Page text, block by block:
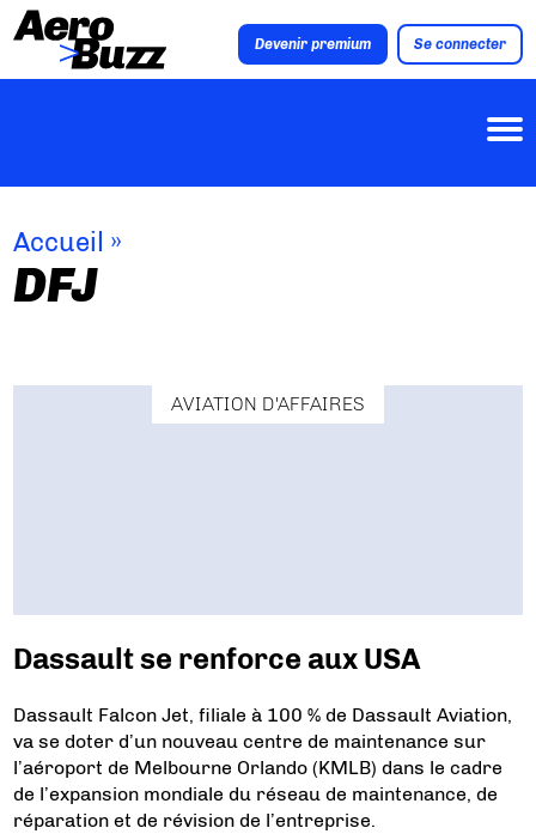
Devenir premium Se connecter
Accueil »
DFJ
AVIATION D'AFFAIRES
Dassault se renforce aux USA
Dassault Falcon Jet, filiale à 100 % de Dassault Aviation,
va se doter d’un nouveau centre de maintenance sur
l’aéroport de Melbourne Orlando (KMLB) dans le cadre
de l’expansion mondiale du réseau de maintenance, de
réparation et de révision de l’entreprise.